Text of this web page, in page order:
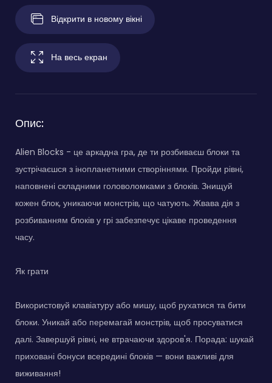
Відкрити в новому вікні
На весь екран
Опис:
Alien Blocks - це аркадна гра, де ти розбиваєш блоки та
зустрічаєшся з інопланетними створіннями. Пройди рівні,
наповнені складними головоломками з блоків. Знищуй
кожен блок, уникаючи монстрів, що чатують. Жвава дія з
розбиванням блоків у грі забезпечує цікаве проведення
часу.
Як грати
Використовуй клавіатуру або мишу, щоб рухатися та бити
блоки. Уникай або перемагай монстрів, щоб просуватися
далі. Завершуй рівні, не втрачаючи здоров'я. Порада: шукай
приховані бонуси всередині блоків — вони важливі для
виживання!